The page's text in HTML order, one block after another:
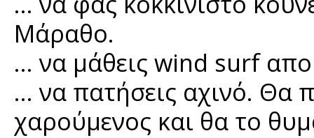
Μάραθο.
… να μάθεις wind surf
… να πατήσεις αχινό. Θα
χαρούμενος και θα το